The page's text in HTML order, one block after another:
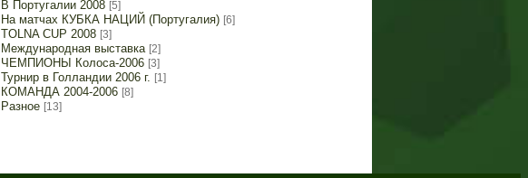
В Португалии 2008 [5]
На матчах КУБКА НАЦИЙ (Португалия) [6]
TOLNA CUP 2008 [3]
Международная выставка [2]
ЧЕМПИОНЫ Колоса-2006 [3]
Турнир в Голландии 2006 г. [1]
КОМАНДА 2004-2006 [8]
Разное [13]